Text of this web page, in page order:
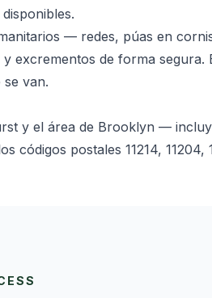
— redes, púas en
excrementos de forma segura.
se van.
y el área de Brooklyn —
códigos postales 11214, 11204,